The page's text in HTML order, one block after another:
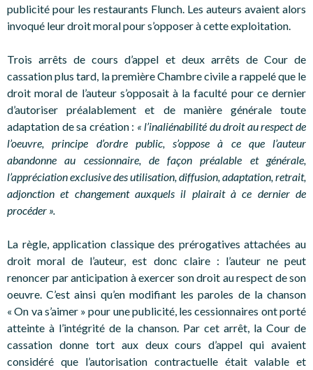
publicité pour les restaurants Flunch. Les auteurs avaient alors
invoqué leur droit moral pour s’opposer à cette exploitation.
Trois arrêts de cours d’appel et deux arrêts de Cour de
cassation plus tard, la première Chambre civile a rappelé que le
droit moral de l’auteur s’opposait à la faculté pour ce dernier
d’autoriser préalablement et de manière générale toute
adaptation de sa création : « l’inaliénabilité du droit au respect de
l’oeuvre, principe d’ordre public, s’oppose à ce que l’auteur
abandonne au cessionnaire, de façon préalable et générale,
l’appréciation exclusive des utilisation, diffusion, adaptation, retrait,
adjonction et changement auxquels il plairait à ce dernier de
procéder ».
La règle, application classique des prérogatives attachées au
droit moral de l’auteur, est donc claire : l’auteur ne peut
renoncer par anticipation à exercer son droit au respect de son
oeuvre. C’est ainsi qu’en modifiant les paroles de la chanson
« On va s’aimer » pour une publicité, les cessionnaires ont porté
atteinte à l’intégrité de la chanson. Par cet arrêt, la Cour de
cassation donne tort aux deux cours d’appel qui avaient
considéré que l’autorisation contractuelle était valable et